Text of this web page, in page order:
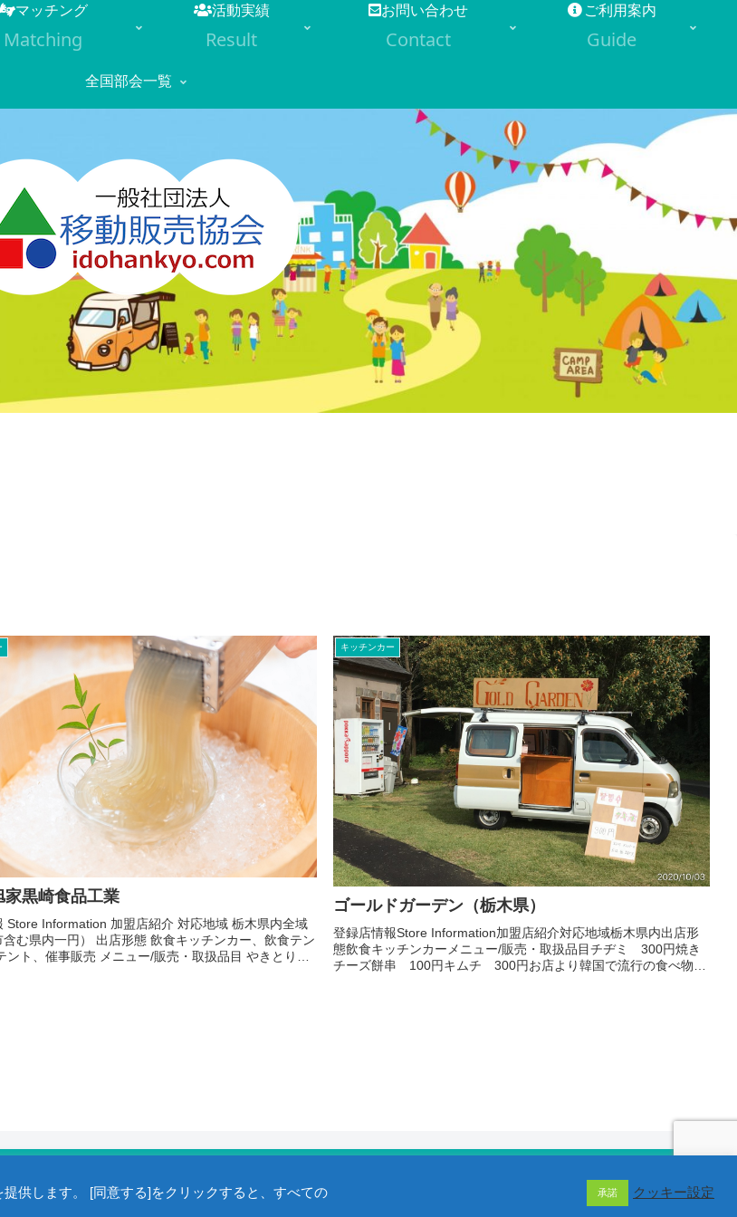
マッチング
Matching
活動実績
Result
お問い合わせ
Contact
ご利用案内
Guide
全国部会一覧
家黒崎食品工業
Store Information 加盟店紹介 対応地域 栃木県内全域
含む県内一円） 出店形態 飲食キッチンカー、飲食テン
ント、催事販売 メニュー/販売・取扱品目 やきとり
キッチンカー
ゴールドガーデン（栃木県）
登録店情報Store Information加盟店紹介対応地域栃木県内出店形
態飲食キッチンカーメニュー/販売・取扱品目チヂミ 300円焼き
チーズ餅串 100円キムチ 300円お店より韓国で流行の食べ物、
©2005- 一般社団法人 移動販売協会 / 当サイトの画像・動画・文章は著作権で保護されています。
供します。 [同意する]をクリックすると、すべての
承諾 クッキー設定